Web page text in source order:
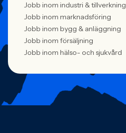
Jobb inom industri & tillverkning
Jobb inom marknadsföring
Jobb inom bygg & anläggning
Jobb inom försäljning
Jobb inom hälso- och sjukvård